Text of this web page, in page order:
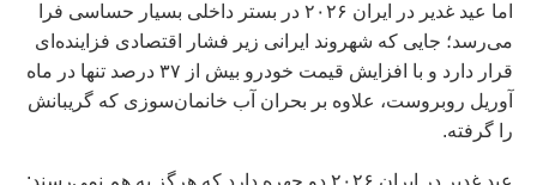
اما عید غدیر در ایران ۲۰۲۶ در بستر داخلی بسیار حساسی فرا
می‌رسد؛ جایی که شهروند ایرانی زیر فشار اقتصادی فزاینده‌ای
قرار دارد و با افزایش قیمت خودرو بیش از ۳۷ درصد تنها در ماه
آوریل روبروست، علاوه بر بحران آب خانمان‌سوزی که گریبانش
را گرفته.
عید غدیر در ایران ۲۰۲۶ دو چهره دارد که هرگز به هم نمی‌رسند: